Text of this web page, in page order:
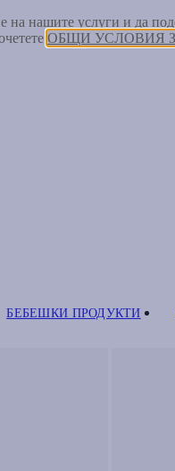
на нашите услуги и да
ОБЩИ УСЛОВИЯ
БЕБЕШКИ ПРОДУКТИ